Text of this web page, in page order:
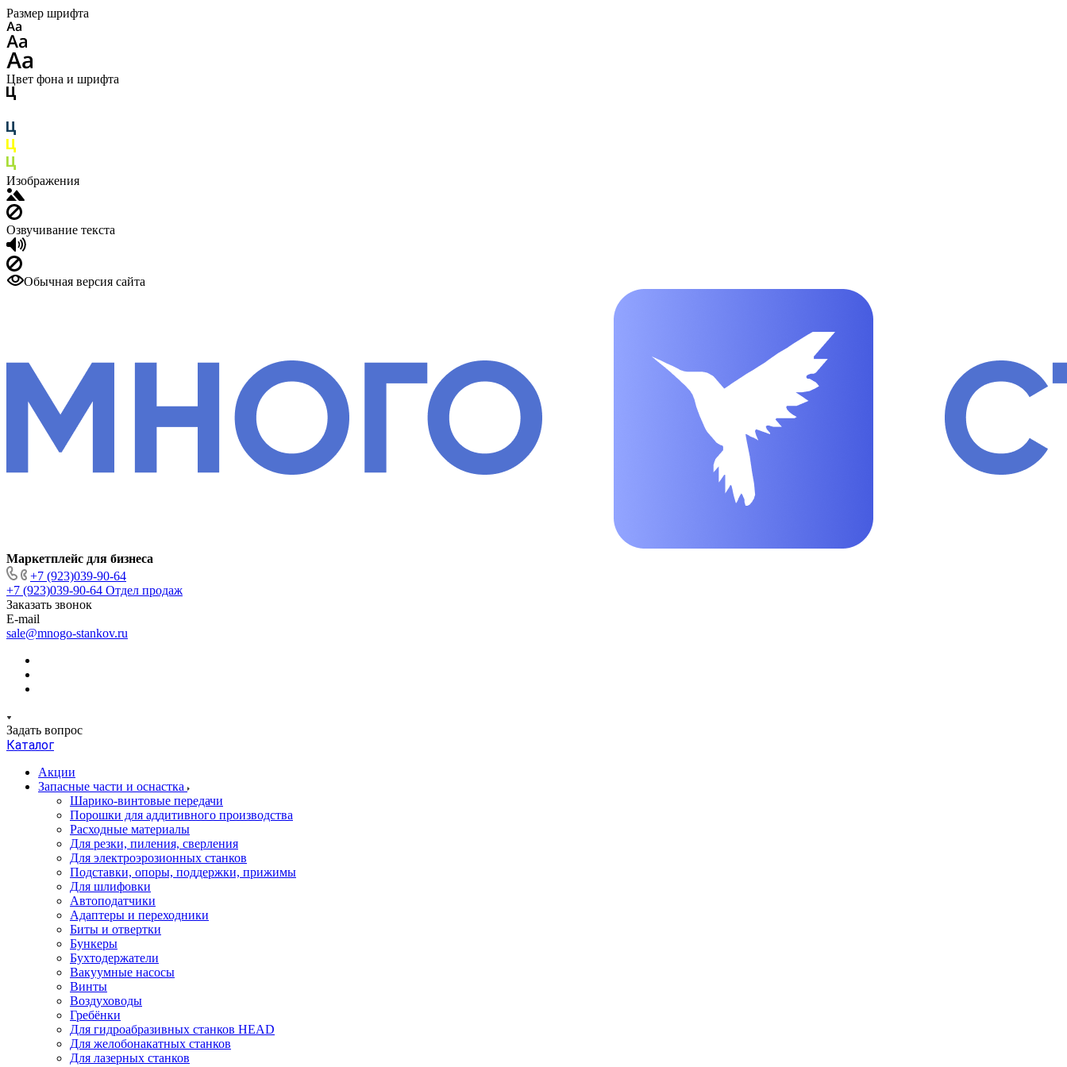
Размер шрифта
Цвет фона и шрифта
Изображения
Озвучивание текста
Обычная версия сайта
Маркетплейс для бизнеса
+7 (923)039-90-64
+7 (923)039-90-64 Отдел продаж
Заказать звонок
E-mail
sale@mnogo-stankov.ru
Задать вопрос
Каталог
Акции
Запасные части и оснастка
Шарико-винтовые передачи
Порошки для аддитивного производства
Расходные материалы
Для резки, пиления, сверления
Для электроэрозионных станков
Подставки, опоры, поддержки, прижимы
Для шлифовки
Автоподатчики
Адаптеры и переходники
Биты и отвертки
Бункеры
Бухтодержатели
Вакуумные насосы
Винты
Воздуховоды
Гребёнки
Для гидроабразивных станков HEAD
Для желобонакатных станков
Для лазерных станков